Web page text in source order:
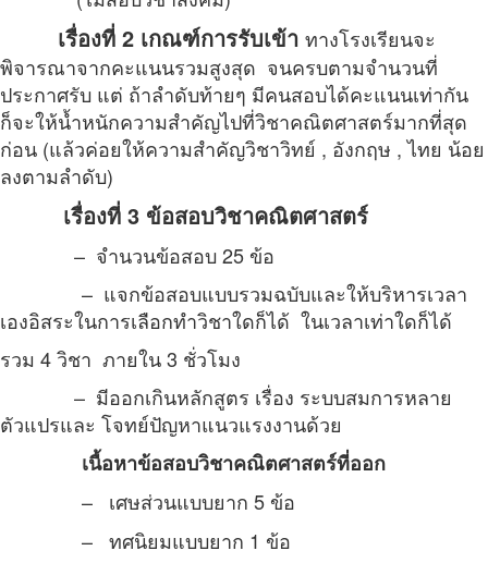
เรื่องที่ 2 เกณฑ์การรับเข้า ทางโรงเรียนจะ
พิจารณาจากคะแนนรวมสูงสุด จนครบตามจำนวนที่
ประกาศรับ แต่ ถ้าลำดับท้ายๆ มีคนสอบได้คะแนนเท่ากัน
ก็จะให้น้ำหนักความสำคัญไปที่วิชาคณิตศาสตร์มากที่สุด
ก่อน (แล้วค่อยให้ความสำคัญวิชาวิทย์ , อังกฤษ , ไทย น้อย
ลงตามลำดับ)
เรื่องที่ 3 ข้อสอบวิชาคณิตศาสตร์
– จำนวนข้อสอบ 25 ข้อ
– แจกข้อสอบแบบรวมฉบับและให้บริหารเวลา
เองอิสระในการเลือกทำวิชาใดก็ได้ ในเวลาเท่าใดก็ได้
รวม 4 วิชา ภายใน 3 ชั่วโมง
– มีออกเกินหลักสูตร เรื่อง ระบบสมการหลาย
ตัวแปรและ โจทย์ปัญหาแนวแรงงานด้วย
เนื้อหาข้อสอบวิชาคณิตศาสตร์ที่ออก
– เศษส่วนแบบยาก 5 ข้อ
– ทศนิยมแบบยาก 1 ข้อ